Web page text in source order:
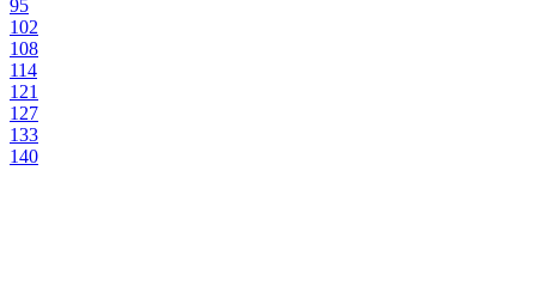
95
102
108
114
121
127
133
140